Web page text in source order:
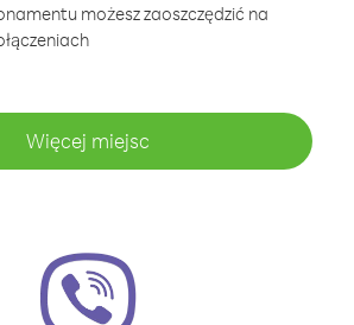
możesz zaoszczędzić na
Więcej miejsc